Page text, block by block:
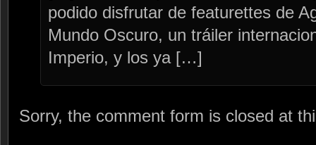
podido disfrutar de featurettes de
Mundo Oscuro, un tráiler
Imperio, y los ya […]
Sorry, the comment form is closed at